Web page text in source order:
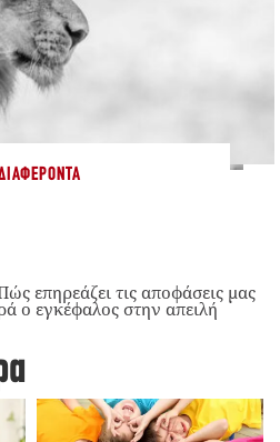
επηρεάζει τις αποφάσεις μας
ο εγκέφαλος στην απειλή